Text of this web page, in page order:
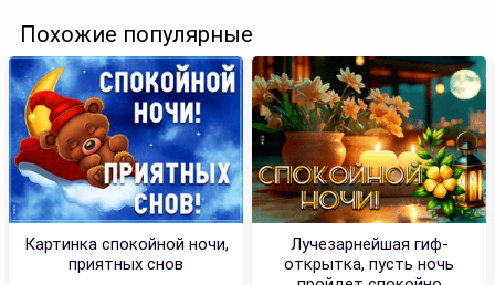
Похожие популярные
Картинка спокойной ночи,
приятных снов
Лучезарнейшая гиф-
открытка, пусть ночь